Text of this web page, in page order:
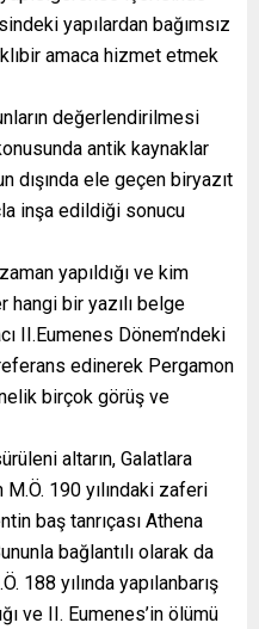
yapılardan bağımsız
amaca hizmet etmek
değerlendirilmesi
antik kaynaklar
dışında ele geçen biryazıt
inşa edildiği sonucu
yapıldığı ve kim
hangi bir yazılı belge
II.Eumenes Dönem’ndeki
edinerek Pergamon
birçok görüş ve
altarın, Galatlara
190 yılındaki zaferi
baş tanrıçası Athena
bağlantılı olarak da
188 yılında yapılanbarış
ve II. Eumenes’in ölümü